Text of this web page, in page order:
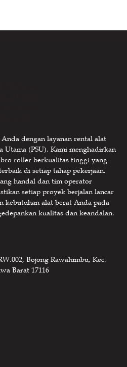
dengan layanan rental alat
Utama (PSU). Kami menghadirkan
roller berkualitas tinggi yang
di setiap tahap pekerjaan.
handal dan tim operator
setiap proyek berjalan lancar
kebutuhan alat berat Anda pada
kualitas dan keandalan.
Bojong Rawalumbu, Kec.
Barat 17116